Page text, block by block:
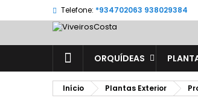
Telefone: *934702063 938029384
ORQUÍDEAS
Início Plantas Exterior